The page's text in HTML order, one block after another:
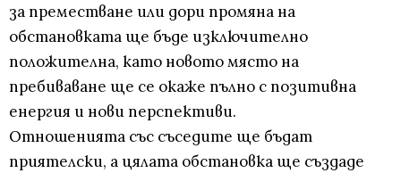
за преместване или дори промяна на
обстановката ще бъде изключително
положителна, като новото място на
пребиваване ще се окаже пълно с позитивна
енергия и нови перспективи.
Отношенията със съседите ще бъдат
приятелски, а цялата обстановка ще създаде